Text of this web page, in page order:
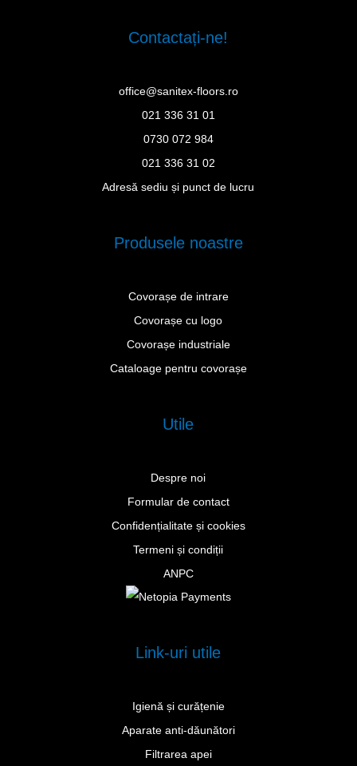
Contactați-ne!
office@sanitex-floors.ro
021 336 31 01
0730 072 984
021 336 31 02
Adresă sediu și punct de lucru
Produsele noastre
Covorașe de intrare
Covorașe cu logo
Covorașe industriale
Cataloage pentru covorașe
Utile
Despre noi
Formular de contact
Confidențialitate și cookies
Termeni și condiții
ANPC
Link-uri utile
Igienă și curățenie
Aparate anti-dăunători
Filtrarea apei